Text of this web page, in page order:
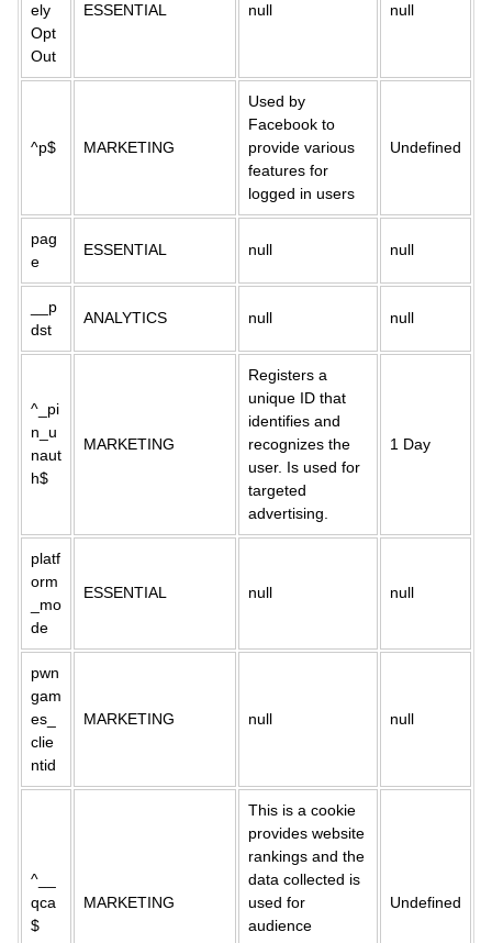
ely
Opt
Out
ESSENTIAL null null
^p$ MARKETING
Used by
Facebook to
provide various
features for
logged in users
Undefined
pag
e
ESSENTIAL null null
__p
dst
ANALYTICS null null
^_pi
n_u
naut
h$
MARKETING
Registers a
unique ID that
identifies and
recognizes the
user. Is used for
targeted
advertising.
1 Day
platf
orm
_mo
de
ESSENTIAL null null
pwn
gam
es_
clie
ntid
MARKETING null null
^__
qca
$
MARKETING
This is a cookie
provides website
rankings and the
data collected is
used for
audience
Undefined